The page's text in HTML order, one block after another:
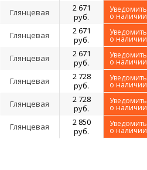
Глянцевая
2 671
руб.
Уведомить
о наличии
Глянцевая
2 671
руб.
Уведомить
о наличии
Глянцевая
2 671
руб.
Уведомить
о наличии
Глянцевая
2 728
руб.
Уведомить
о наличии
Глянцевая
2 728
руб.
Уведомить
о наличии
Глянцевая
2 850
руб.
Уведомить
о наличии